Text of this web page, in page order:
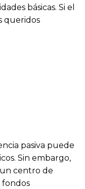
básicas. Si el
queridos
pasiva puede
Sin embargo,
centro de
fondos